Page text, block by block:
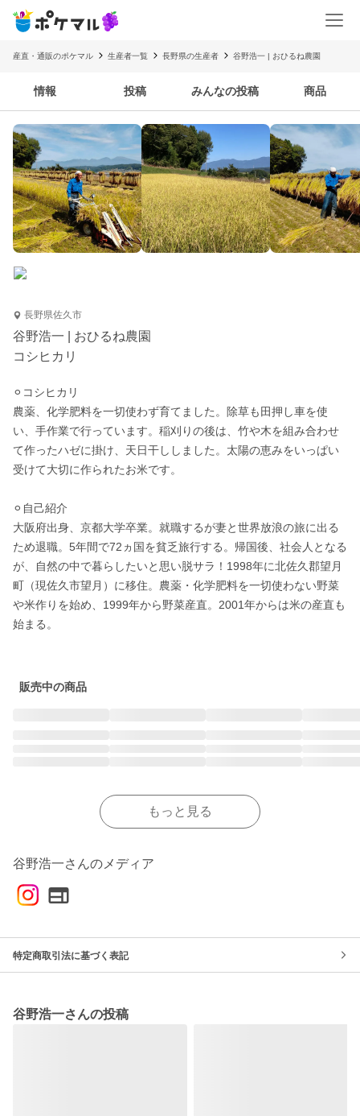
産直・通販のポケマル 生産者一覧 長野県の生産者 谷野浩一 | おひるね農園
情報 投稿 みんなの投稿 商品
長野県佐久市
谷野浩一 | おひるね農園
コシヒカリ
⚪︎コシヒカリ
農薬、化学肥料を一切使わず育てました。除草も田押し車を使
い、手作業で行っています。稲刈りの後は、竹や木を組み合わせ
て作ったハゼに掛け、天日干ししました。太陽の恵みをいっぱい
受けて大切に作られたお米です。
⚪︎自己紹介
大阪府出身、京都大学卒業。就職するが妻と世界放浪の旅に出る
ため退職。5年間で72ヵ国を貧乏旅行する。帰国後、社会人となる
が、自然の中で暮らしたいと思い脱サラ！1998年に北佐久郡望月
町（現佐久市望月）に移住。農薬・化学肥料を一切使わない野菜
や米作りを始め、1999年から野菜産直。2001年からは米の産直も
始まる。
販売中の商品
もっと見る
谷野浩一さんのメディア
特定商取引法に基づく表記
谷野浩一さんの投稿